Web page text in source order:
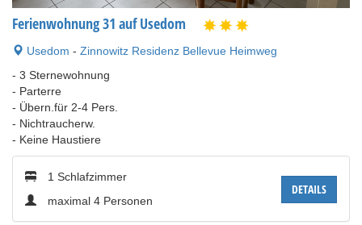
Ferienwohnung 31 auf Usedom
Usedom - Zinnowitz Residenz Bellevue Heimweg
- 3 Sternewohnung
- Parterre
- Übern.für 2-4 Pers.
- Nichtraucherw.
- Keine Haustiere
DETAILS
1 Schlafzimmer
maximal 4 Personen